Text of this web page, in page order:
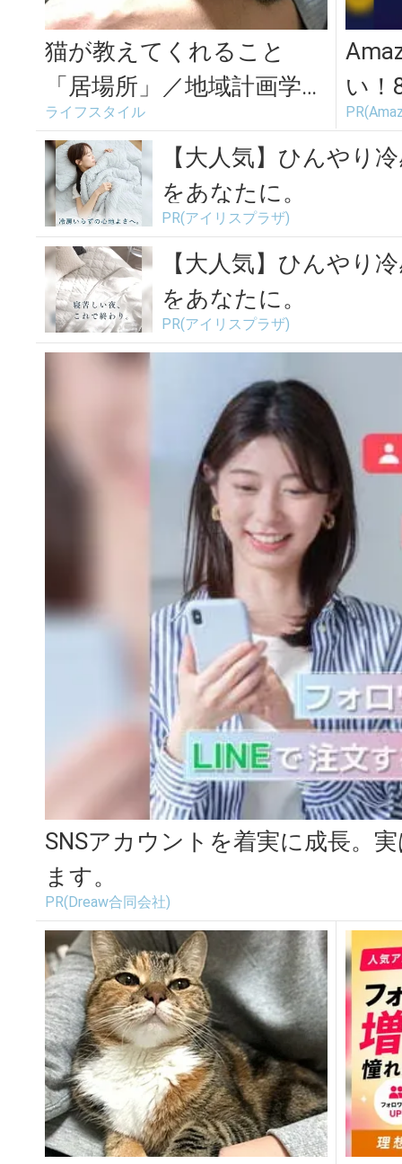
猫が教えてくれること
「居場所」／地域計画学研
究者・江口亜維子さんの場
合vol.1
ライフスタイル
い！
場
【大人気】ひんやり
をあなたに。
PR(アイリスプラザ)
【大人気】ひんやり
をあなたに。
PR(アイリスプラザ)
SNSアカウントを着実に成長。
ます。
PR(Dreaw合同会社)